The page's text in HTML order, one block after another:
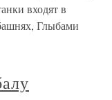
входят в
Глыбами